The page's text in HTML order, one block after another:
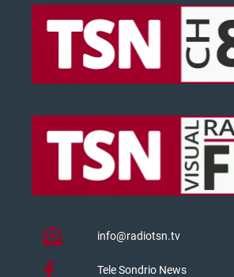
info@radiotsn.tv
Tele Sondrio News